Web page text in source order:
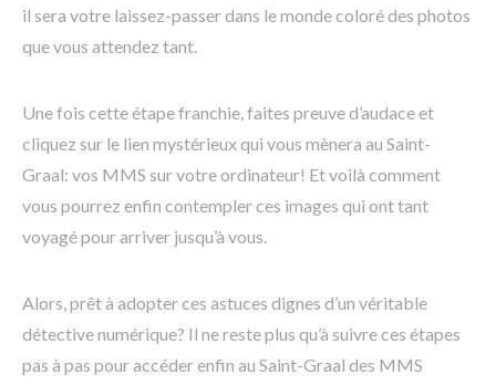
il sera votre laissez-passer dans le monde coloré des photos
que vous attendez tant.
Une fois cette étape franchie, faites preuve d’audace et
cliquez sur le lien mystérieux qui vous mènera au Saint-
Graal: vos MMS sur votre ordinateur! Et voilà comment
vous pourrez enfin contempler ces images qui ont tant
voyagé pour arriver jusqu’à vous.
Alors, prêt à adopter ces astuces dignes d’un véritable
détective numérique? Il ne reste plus qu’à suivre ces étapes
pas à pas pour accéder enfin au Saint-Graal des MMS